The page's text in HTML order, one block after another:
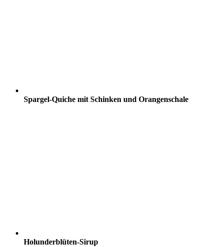
Spargel-Quiche mit Schinken und Orangenschale
Holunderblüten-Sirup